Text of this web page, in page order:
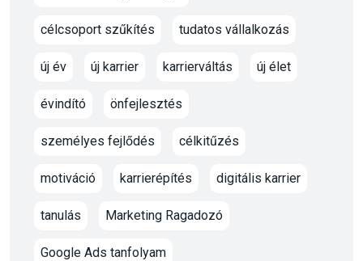
célcsoport szűkítés tudatos vállalkozás
új év új karrier karrierváltás új élet
évindító önfejlesztés
személyes fejlődés célkitűzés
motiváció karrierépítés digitális karrier
tanulás Marketing Ragadozó
Google Ads tanfolyam